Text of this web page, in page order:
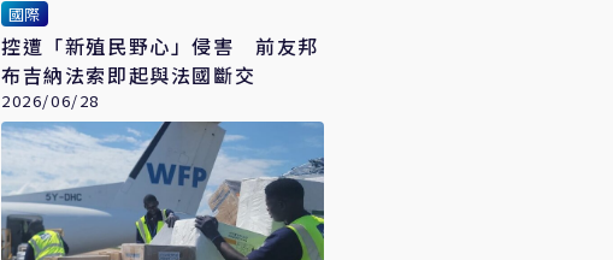
國際
控遭「新殖民野心」侵害 前友邦
布吉納法索即起與法國斷交
2026/06/28